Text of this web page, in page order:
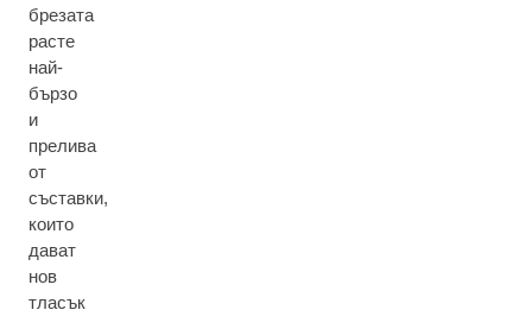
брезата
расте
най-
бързо
и
прелива
от
съставки,
които
дават
нов
тласък